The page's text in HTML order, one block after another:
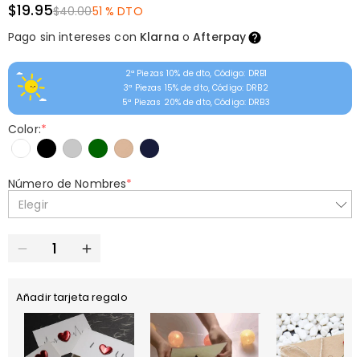
$19.95$40.0051 % DTO
Pago sin intereses con Klarna oAfterpay
2ª Piezas 10% de dto, Código: DRB1
3ª Piezas 15% de dto, Código: DRB2
5ª Piezas 20% de dto, Código: DRB3
Color:*
Número de Nombres*
Elegir
Añadir tarjeta regalo